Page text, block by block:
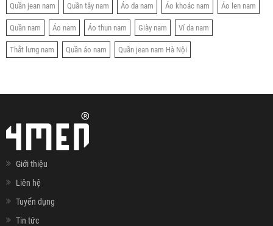
Quần jean nam Quần tây nam Áo da nam Áo khoác nam Áo len nam
Quần nam Áo nam Áo thun nam Giày nam Ví da nam
Thắt lưng nam Quần áo nam Quần jean nam Hà Nội
Giới thiệu
Liên hệ
Tuyển dụng
Tin tức